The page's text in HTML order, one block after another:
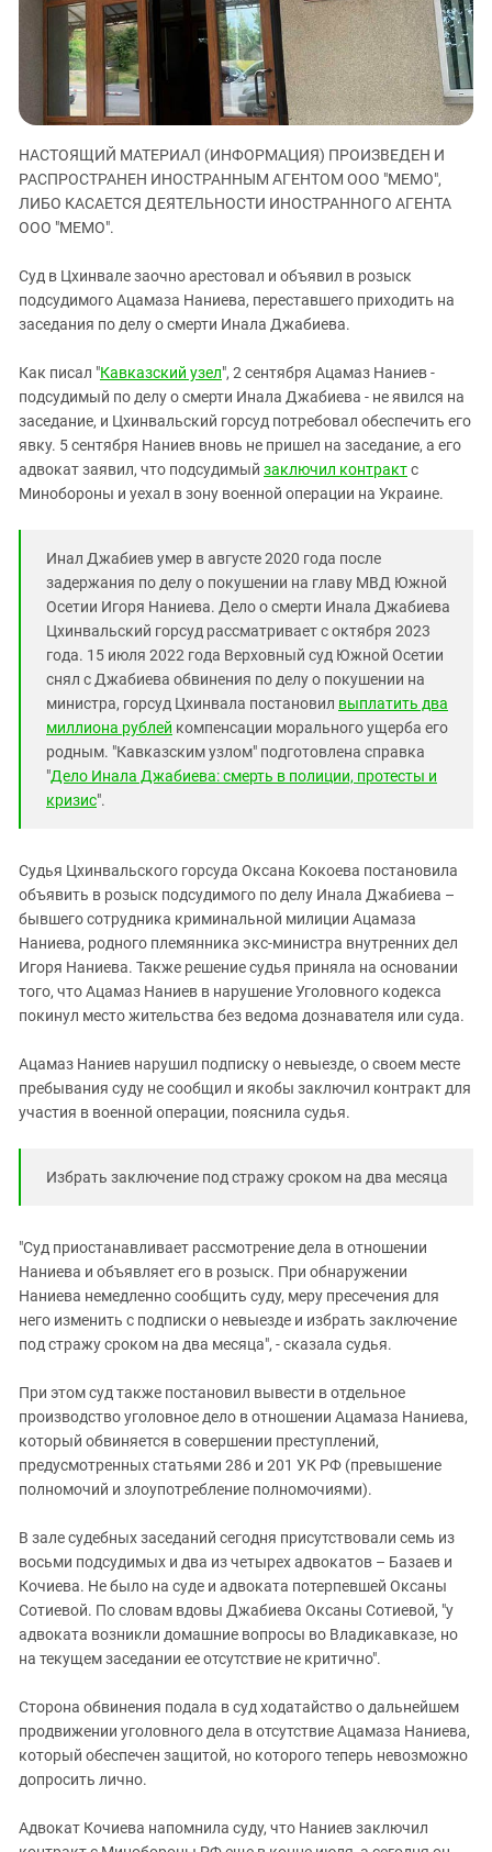
ЗАСТАВЛЯЕТ
КАВКАЗ ЗА ПАЛЕСТИНУ
ИНАКОМЫСЛИЕ В ЧЕЧНЕ
ПРЕСЛЕДОВАНИЕ АКТИВИСТОВ
МОБИЛИЗАЦИЯ И ПРОТЕСТЫ
Дагестан
Ингушетия
Кабардино-Балкария
Калмыкия
Карачаево-Черкесия
Краснодарский край
Нагорный Карабах
Ростовская область
Северная Осетия - Алания
Ставропольский край
Чечня
Южный Кавказ
НАСТОЯЩИЙ МАТЕРИАЛ (ИНФОРМАЦИЯ) ПРОИЗВЕДЕН И
РАСПРОСТРАНЕН ИНОСТРАННЫМ АГЕНТОМ ООО "МЕМО",
ЛИБО КАСАЕТСЯ ДЕЯТЕЛЬНОСТИ ИНОСТРАННОГО АГЕНТА
ООО "МЕМО".
Суд в Цхинвале заочно арестовал и объявил в розыск
подсудимого Ацамаза Наниева, переставшего приходить на
заседания по делу о смерти Инала Джабиева.
Как писал "Кавказский узел", 2 сентября Ацамаз Наниев -
подсудимый по делу о смерти Инала Джабиева - не явился на
заседание, и Цхинвальский горсуд потребовал обеспечить его
явку. 5 сентября Наниев вновь не пришел на заседание, а его
адвокат заявил, что подсудимый заключил контрактс
Минобороны и уехал в зону военной операции на Украине.
Инал Джабиев умер в августе 2020 года после
задержания по делу о покушении на главу МВД Южной
Осетии Игоря Наниева. Дело о смерти Инала Джабиева
Цхинвальский горсуд рассматривает с октября 2023
года. 15 июля 2022 года Верховный суд Южной Осетии
снял с Джабиева обвинения по делу о покушении на
министра, горсуд Цхинвала постановил выплатить два
миллиона рублей компенсации морального ущерба его
родным. "Кавказским узлом" подготовлена справка
"Дело Инала Джабиева: смерть в полиции, протесты и
кризис".
Судья Цхинвальского горсуда Оксана Кокоева постановила
объявить в розыск подсудимого по делу Инала Джабиева –
бывшего сотрудника криминальной милиции Ацамаза
Наниева, родного племянника экс-министра внутренних дел
Игоря Наниева. Также решение судья приняла на основании
того, что Ацамаз Наниев в нарушение Уголовного кодекса
покинул место жительства без ведома дознавателя или суда.
Ацамаз Наниев нарушил подписку о невыезде, о своем месте
пребывания суду не сообщил и якобы заключил контракт для
участия в военной операции, пояснила судья.
Избрать заключение под стражу сроком на два месяца
"Суд приостанавливает рассмотрение дела в отношении
Наниева и объявляет его в розыск. При обнаружении
Наниева немедленно сообщить суду, меру пресечения для
него изменить с подписки о невыезде и избрать заключение
под стражу сроком на два месяца", - сказала судья.
При этом суд также постановил вывести в отдельное
производство уголовное дело в отношении Ацамаза Наниева,
который обвиняется в совершении преступлений,
предусмотренных статьями 286 и 201 УК РФ (превышение
полномочий и злоупотребление полномочиями).
В зале судебных заседаний сегодня присутствовали семь из
восьми подсудимых и два из четырех адвокатов – Базаев и
Кочиева. Не было на суде и адвоката потерпевшей Оксаны
Сотиевой. По словам вдовы Джабиева Оксаны Сотиевой, "у
адвоката возникли домашние вопросы во Владикавказе, но
на текущем заседании ее отсутствие не критично".
Сторона обвинения подала в суд ходатайство о дальнейшем
продвижении уголовного дела в отсутствие Ацамаза Наниева,
который обеспечен защитой, но которого теперь невозможно
допросить лично.
Адвокат Кочиева напомнила суду, что Наниев заключил